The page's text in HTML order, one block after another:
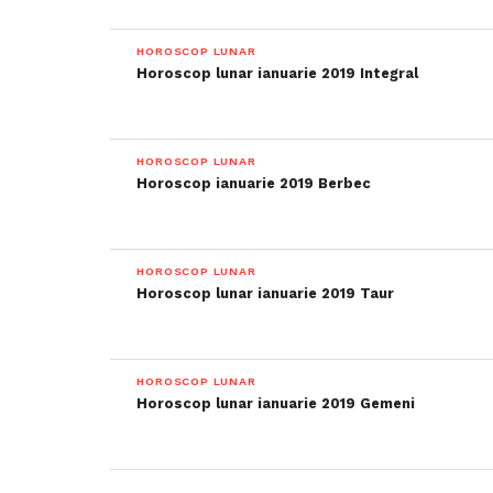
HOROSCOP LUNAR
Horoscop lunar ianuarie 2019 Integral
HOROSCOP LUNAR
Horoscop ianuarie 2019 Berbec
HOROSCOP LUNAR
Horoscop lunar ianuarie 2019 Taur
HOROSCOP LUNAR
Horoscop lunar ianuarie 2019 Gemeni